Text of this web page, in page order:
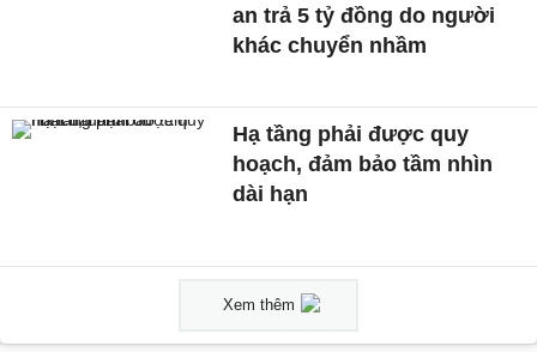
an trả 5 tỷ đồng do người
khác chuyển nhầm
Hạ tầng phải được quy
hoạch, đảm bảo tầm nhìn
dài hạn
Xem thêm